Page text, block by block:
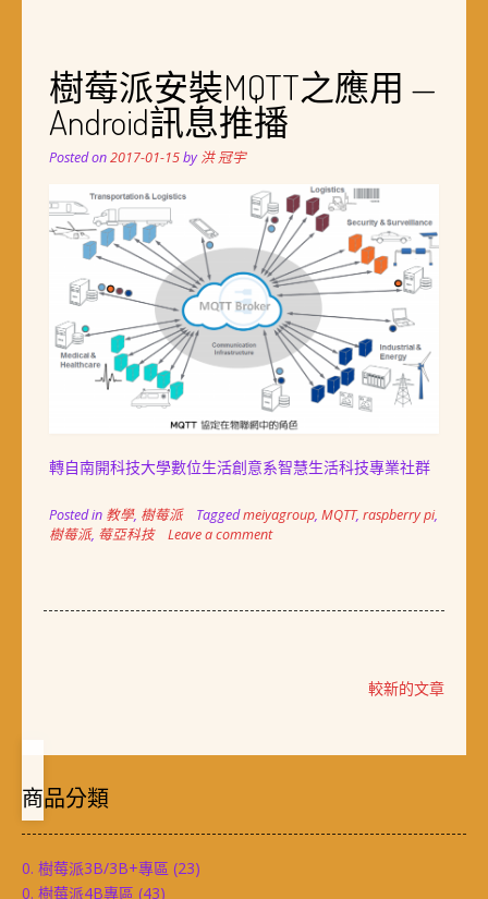
樹莓派安裝MQTT之應用 —
Android訊息推播
Posted on2017-01-15by洪 冠宇
轉自南開科技大學數位生活創意系智慧生活科技專業社群
Posted in 教學, 樹莓派 Taggedmeiyagroup, MQTT, raspberry pi,
樹莓派, 莓亞科技 Leave a comment
導
覽
較新的文章
商品分類
0. 樹莓派3B/3B+專區 (23)
0. 樹莓派4B專區 (43)